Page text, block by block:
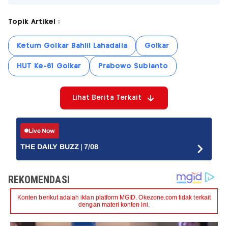
Topik Artikel :
Ketum Golkar Bahlil Lahadalia Golkar
HUT Ke-61 Golkar Prabowo Subianto
Lihat Berita Terkait
Live Now
THE DAILY BUZZ | 7/08